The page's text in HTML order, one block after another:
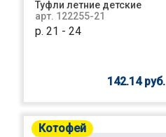
Туфли летние детские
арт. 122255-21
р. 21 - 24
142.14 руб.
Котофей